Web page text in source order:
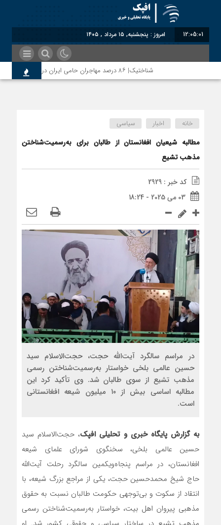
12:05:01 امروز : پنجشنبه, ۱۵ مرداد , ۱۴۰۵
شناختیک| ۸۶ درصد مهاجران حامی ایران در جنگ؛ ۷۵ درصد مهاجران دولت چهاردهم را خیرخواه خود نمی‌دانند
خانه اخبار سیاسی
مطالبه شیعیان افغانستان از طالبان برای به‌رسمیت‌شناختن
مذهب تشیع
کد خبر : 2929
03 می 2025 - 18:24
در مراسم سالگرد آیت‌الله حجت، حجت‌الاسلام سید
حسین عالمی بلخی خواستار به‌رسمیت‌شناختن رسمی
مذهب تشیع از سوی طالبان شد. وی تأکید کرد این
مطالبه اساسی بیش از ۱۰ میلیون شیعه افغانستانی
است.
به گزارش پایگاه خبری و تحلیلی افپک، حجت‌الاسلام سید
حسین عالمی بلخی، سخنگوی شورای علمای شیعه
افغانستان، در مراسم پنجاه‌ویکمین سالگرد رحلت آیت‌الله
حاج شیخ محمدحسین حجت، یکی از مراجع بزرگ شیعه، با
انتقاد از سکوت و بی‌توجهی حکومت طالبان نسبت به حقوق
مذهبی پیروان اهل بیت، خواستار به‌رسمیت‌شناختن رسمی